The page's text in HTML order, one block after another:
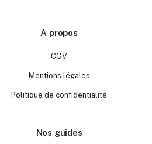
A propos
CGV
Mentions légales
Politique de confidentialité
Nos guides